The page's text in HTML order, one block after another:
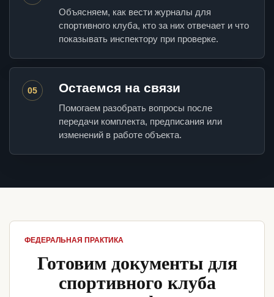
Объясняем, как вести журналы для
спортивного клуба, кто за них отвечает и что
показывать инспектору при проверке.
05 Остаемся на связи
Помогаем разобрать вопросы после
передачи комплекта, предписания или
изменений в работе объекта.
ФЕДЕРАЛЬНАЯ ПРАКТИКА
Готовим документы для
спортивного клуба